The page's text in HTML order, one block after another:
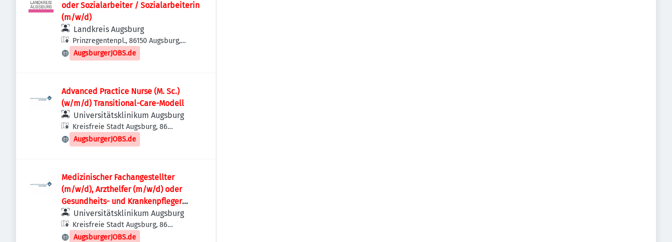
oder Sozialarbeiter / Sozialarbeiterin
(m/w/d)
Landkreis Augsburg
Prinzregentenpl., 86150 Augsburg,
Deutschland
AugsburgerJOBS.de
Advanced Practice Nurse (M. Sc.)
(w/m/d) Transitional-Care-Modell
Universitätsklinikum Augsburg
Kreisfreie Stadt Augsburg, 86
Augsburg, Deutschland
AugsburgerJOBS.de
Medizinischer Fachangestellter
(m/w/d), Arzthelfer (m/w/d) oder
Gesundheits- und Krankenpfleger
(m/w/d) Chirurgische Ambulanz und
Aufnahmeeinheit - Gefäßchirurgie
Universitätsklinikum Augsburg
Kreisfreie Stadt Augsburg, 86
Augsburg, Deutschland
AugsburgerJOBS.de